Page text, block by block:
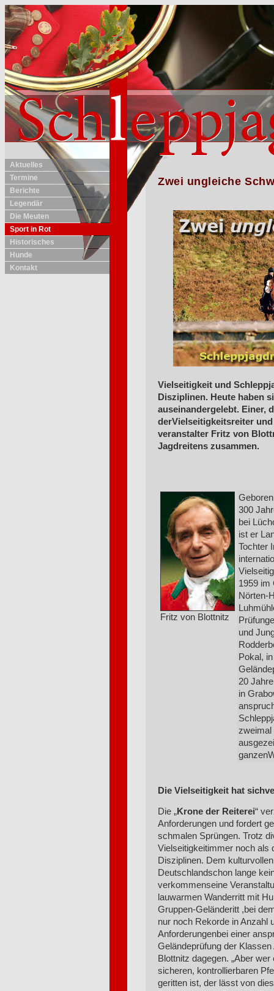
Aktuelles
Termine
Berichte
Legendär
Die Meuten
Sport in Rot
Historisches
Hunde
Kontakt
Zwei ungleiche
Vielseitigkeit und
Disziplinen. Heute haben
auseinandergelebt. Einer,
derVielseitigkeitsreiter
veranstalter Fritz von
Jagdreitens zusammen.
Fritz von Blottnitz
300
bei
ist er
Tochter
1959 im
Nörten-
und
Pokal,
20
in
zweimal
Die Vielseitigkeit hat
Die „Krone der Reiterei“
Anforderungen und fordert
schmalen Sprüngen. Trotz
Vielseitigkeitimmer noch als
Disziplinen. Dem
Deutschlandschon lange
verkommenseine
lauwarmen Wanderritt mit
Gruppen-Geländeritt ,bei
nur noch Rekorde in Anzahl
Anforderungenbei einer
Geländeprüfung der
Blottnitz dagegen. „Aber
sicheren, kontrollierbaren
geritten ist, der lässt von